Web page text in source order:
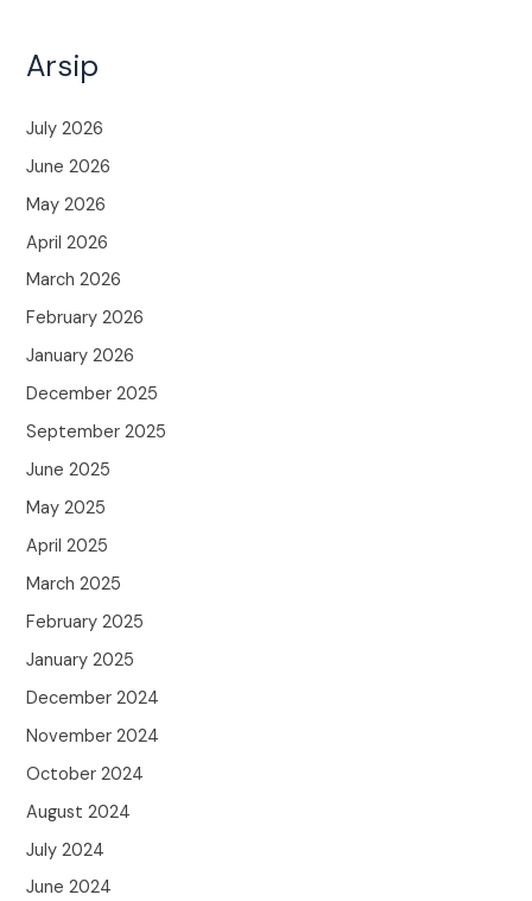
Arsip
July 2026
June 2026
May 2026
April 2026
March 2026
February 2026
January 2026
December 2025
September 2025
June 2025
May 2025
April 2025
March 2025
February 2025
January 2025
December 2024
November 2024
October 2024
August 2024
July 2024
June 2024